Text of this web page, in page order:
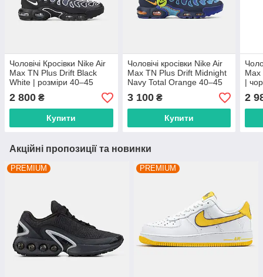
Чоловічі Кросівки Nike Air
Max TN Plus Drift Black
White | розміри 40–45
2 800 ₴
Купити
Чоловічі кросівки Nike Air
Max TN Plus Drift Midnight
Navy Total Orange 40–45
3 100₴
Купити
Max
|
45
2
Акційні пропозиції та новинки
PREMIUM PREMIUM